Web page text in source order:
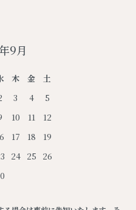
9月
木 金
土
3 4
5
10 11
12
17 18
19
24 25
26